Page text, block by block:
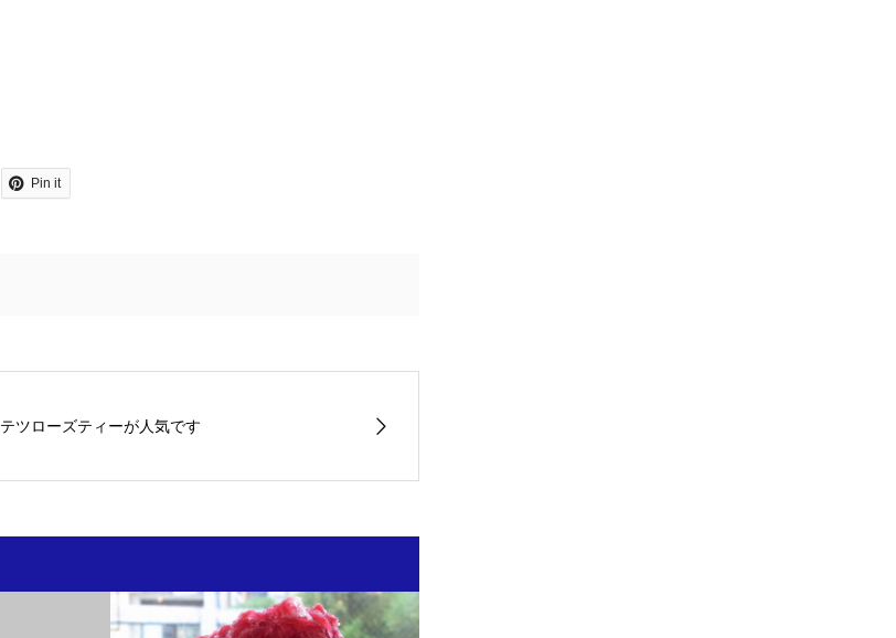
Pin it
テツローズティーが人気です